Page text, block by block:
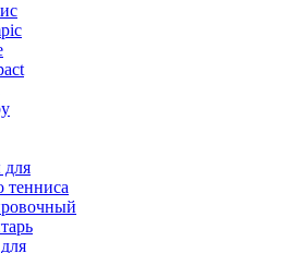
для
тенниса